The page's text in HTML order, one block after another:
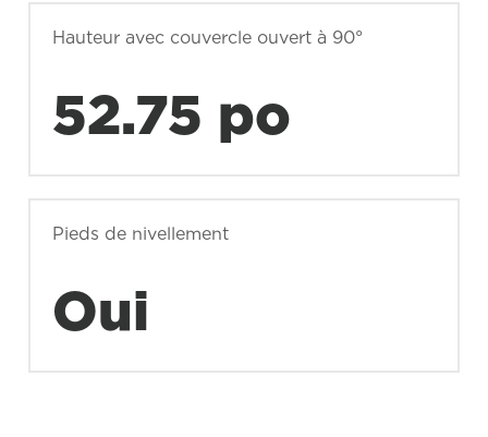
Hauteur avec couvercle ouvert à 90°
52.75 po
Pieds de nivellement
Oui